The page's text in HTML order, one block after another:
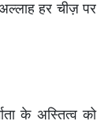
हर चीज़ पर
के अस्तित्व को